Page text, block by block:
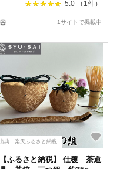
5.0 （1件）
1サイトで掲載中
典：楽天ふるさと納税
【ふるさと納税】 仕覆 茶道